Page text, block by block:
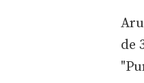
de